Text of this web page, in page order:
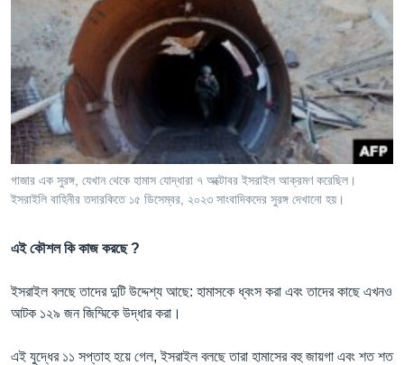
গাজার এক সুরঙ্গ, যেখান থেকে হামাস যোদ্ধারা ৭ অক্টোবর ইসরাইল আক্রমণ করেছিল।
ইসরাইলি বাহিনীর তদারকিতে ১৫ ডিসেম্বর, ২০২৩ সাংবাদিকদের সুরঙ্গ দেখানো হয়।
এই কৌশল কি কাজ করছে ?
ইসরাইল বলছে তাদের দুটি উদ্দেশ্য আছে: হামাসকে ধ্বংস করা এবং তাদের কাছে এখনও
আটক ১২৯ জন জিম্মিকে উদ্ধার করা।
এই যুদ্ধের ১১ সপ্তাহ হয়ে গেল, ইসরাইল বলছে তারা হামাসের বহু জায়গা এবং শত শত